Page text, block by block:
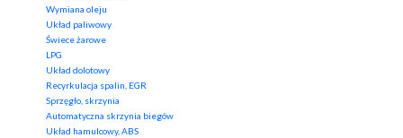
Wymiana oleju
Układ paliwowy
Świece żarowe
LPG
Układ dolotowy
Recyrkulacja spalin, EGR
Sprzęgło, skrzynia
Automatyczna skrzynia biegów
Układ hamulcowy, ABS